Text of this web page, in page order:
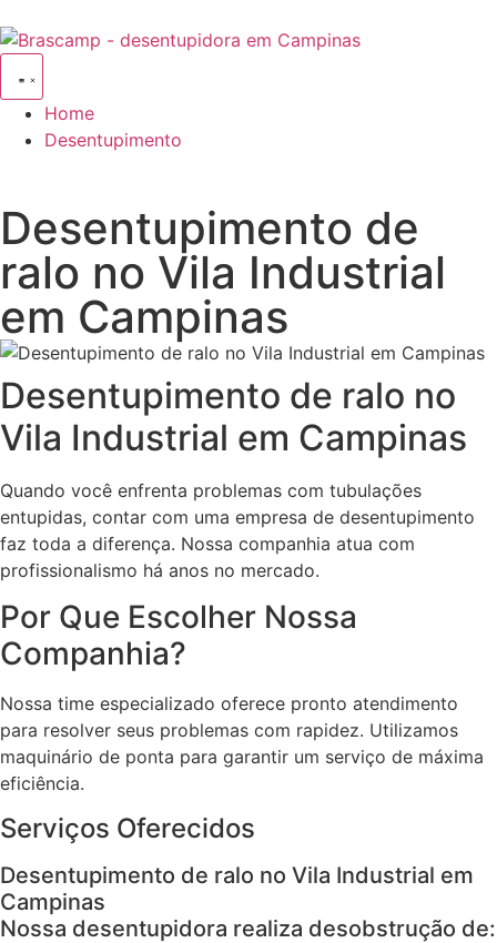
Home
Desentupimento
Desentupimento de
ralo no Vila Industrial
em Campinas
Desentupimento de ralo no
Vila Industrial em Campinas
Quando você enfrenta problemas com tubulações
entupidas, contar com uma empresa de desentupimento
faz toda a diferença. Nossa companhia atua com
profissionalismo há anos no mercado.
Por Que Escolher Nossa
Companhia?
Nossa time especializado oferece pronto atendimento
para resolver seus problemas com rapidez. Utilizamos
maquinário de ponta para garantir um serviço de máxima
eficiência.
Serviços Oferecidos
Desentupimento de ralo no Vila Industrial em
Campinas
Nossa desentupidora realiza desobstrução de: